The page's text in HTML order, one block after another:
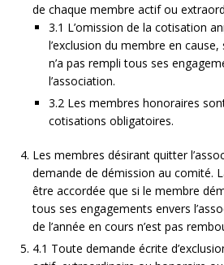
de chaque membre actif ou
3.1 L’omission de la cotisation
l’exclusion du membre en
n’a pas rempli tous ses
l’association.
3.2 Les membres honoraires
cotisations obligatoires.
Les membres désirant quitter
demande de démission au comité.
être accordée que si le membre
tous ses engagements envers
de l’année en cours n’est pas
4.1 Toute demande écrite